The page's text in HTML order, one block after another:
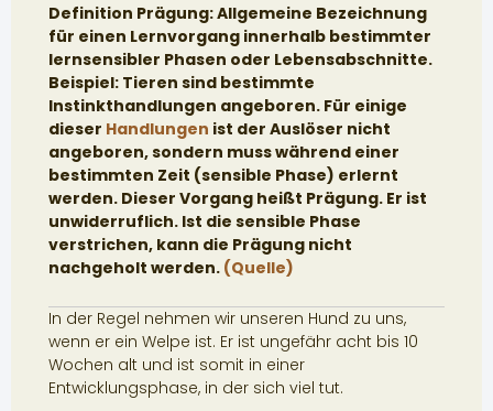
Definition Prägung: Allgemeine Bezeichnung
für einen Lernvorgang innerhalb bestimmter
lernsensibler Phasen oder Lebensabschnitte.
Beispiel: Tieren sind bestimmte
Instinkthandlungen angeboren. Für einige
dieser Handlungen ist der Auslöser nicht
angeboren, sondern muss während einer
bestimmten Zeit (sensible Phase) erlernt
werden. Dieser Vorgang heißt Prägung. Er ist
unwiderruflich. Ist die sensible Phase
verstrichen, kann die Prägung nicht
nachgeholt werden. (Quelle)
In der Regel nehmen wir unseren Hund zu uns,
wenn er ein Welpe ist. Er ist ungefähr acht bis 10
Wochen alt und ist somit in einer
Entwicklungsphase, in der sich viel tut.